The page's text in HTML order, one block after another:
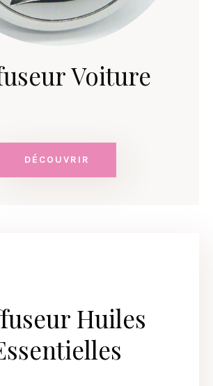
Voiture
DÉCOUVRIR
Huiles